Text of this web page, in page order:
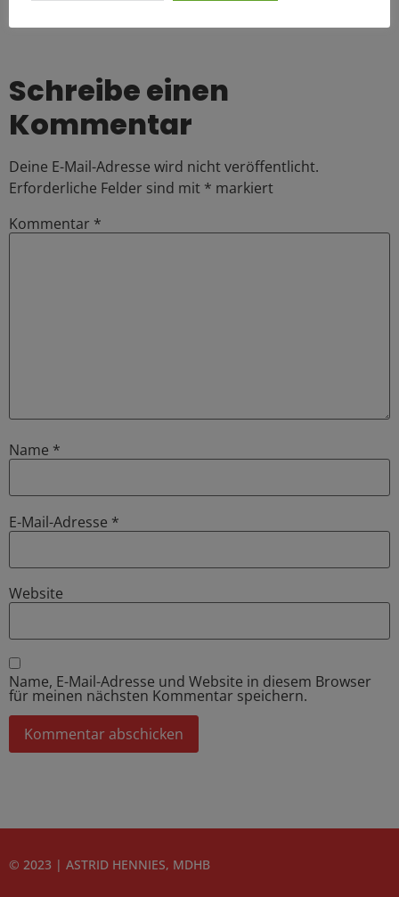
Schreibe einen
Kommentar
Deine E-Mail-Adresse wird nicht veröffentlicht.
Erforderliche Felder sind mit * markiert
Kommentar *
Name *
E-Mail-Adresse *
Website
Name, E-Mail-Adresse und Website in diesem Browser
für meinen nächsten Kommentar speichern.
© 2023 | ASTRID HENNIES, MDHB